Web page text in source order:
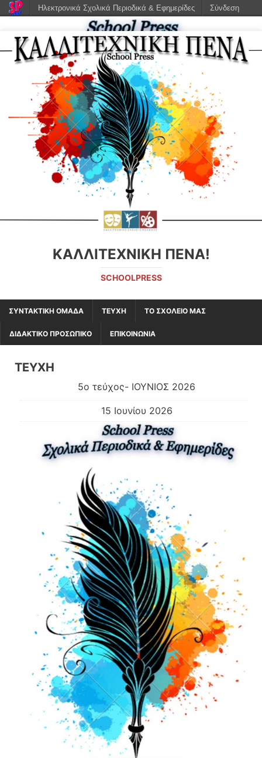
ΚΑΛΛΙΤΕΧΝΙΚΉ ΠΈΝΑ!
SCHOOLPRESS
ΣΥΝΤΑΚΤΙΚΗ ΟΜΑΔΑ ΤΕΥΧΗ ΤΟ ΣΧΟΛΕΙΟ ΜΑΣ
ΔΙΔΑΚΤΙΚΟ ΠΡΟΣΩΠΙΚΟ ΕΠΙΚΟΙΝΩΝΙΑ
ΤΕΥΧΗ
5ο τεύχος- ΙΟΥΝΙΟΣ 2026
15 Ιουνίου 2026
Ηλεκτρονικά Σχολικά Περιοδικά & Εφημερίδες Σύνδεση